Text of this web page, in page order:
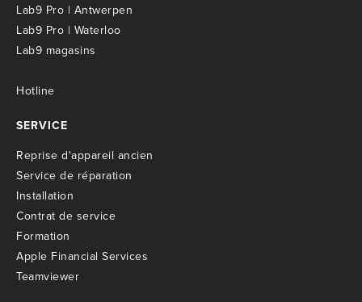
Lab9 Pro | Antwerpen
Lab9 Pro | Waterloo
Lab9 magasins
Hotline
SERVICE
Reprise d'appareil ancien
Service de réparation
Installation
Contrat de service
Formation
Apple Financial Services
Teamviewer